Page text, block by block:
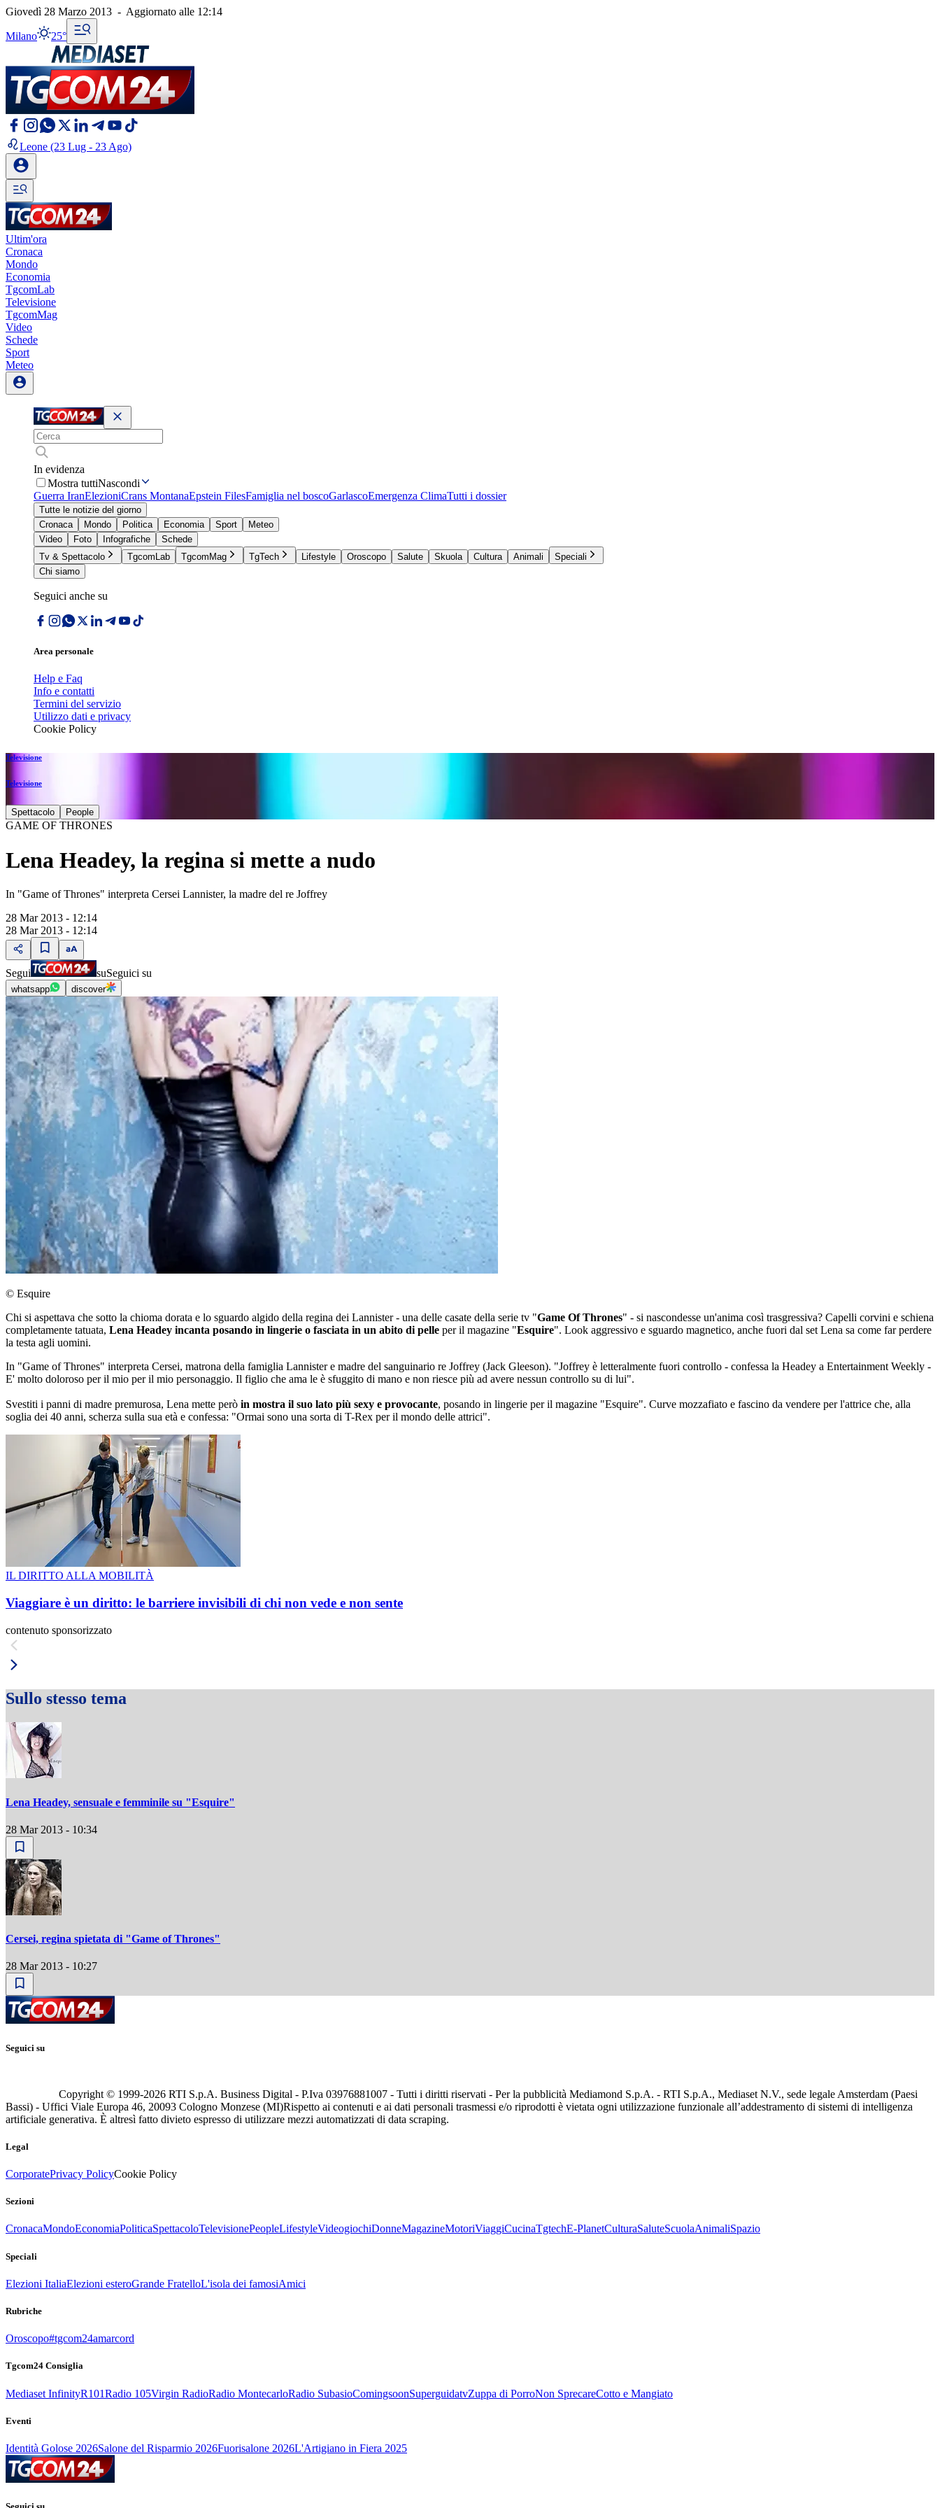
Giovedì 28 Marzo 2013 - Aggiornato alle 12:14
Milano 25°
Leone (23 Lug - 23 Ago)
Ultim'ora
Cronaca
Mondo
Economia
TgcomLab
Televisione
TgcomMag
Video
Schede
Sport
Meteo
In evidenza
Mostra tuttiNascondi
Guerra IranElezioniCrans MontanaEpstein FilesFamiglia nel boscoGarlascoEmergenza ClimaTutti i dossier
Tutte le notizie del giorno
Cronaca
Mondo Politica Economia Sport
Meteo
Video
Foto Infografiche
Schede
Tv & Spettacolo
TgcomLab TgcomMag TgTech Lifestyle Oroscopo Salute Skuola Cultura Animali
Speciali
Chi siamo
Seguici anche su
Area personale
Help e Faq
Info e contatti
Termini del servizio
Utilizzo dati e privacy
Cookie Policy
Televisione
Televisione
Spettacolo People
GAME OF THRONES
Lena Headey, la regina si mette a nudo
In "Game of Thrones" interpreta Cersei Lannister, la madre del re Joffrey
28 Mar 2013 - 12:14
28 Mar 2013 - 12:14
Segui suSeguici su
whatsapp discover
© Esquire
Chi si aspettava che sotto la chioma dorata e lo sguardo algido della regina dei Lannister - una delle casate della serie tv "Game Of Thrones" - si nascondesse un'anima così trasgressiva? Capelli corvini e schiena
completamente tatuata, Lena Headey incanta posando in lingerie o fasciata in un abito di pelle per il magazine "Esquire". Look aggressivo e sguardo magnetico, anche fuori dal set Lena sa come far perdere
la testa agli uomini.
In "Game of Thrones" interpreta Cersei, matrona della famiglia Lannister e madre del sanguinario re Joffrey (Jack Gleeson). "Joffrey è letteralmente fuori controllo - confessa la Headey a Entertainment Weekly -
E' molto doloroso per il mio per il mio personaggio. Il figlio che ama le è sfuggito di mano e non riesce più ad avere nessun controllo su di lui".
Svestiti i panni di madre premurosa, Lena mette però in mostra il suo lato più sexy e provocante, posando in lingerie per il magazine "Esquire". Curve mozzafiato e fascino da vendere per l'attrice che, alla
soglia dei 40 anni, scherza sulla sua età e confessa: "Ormai sono una sorta di T-Rex per il mondo delle attrici".
IL DIRITTO ALLA MOBILITÀ
Viaggiare è un diritto: le barriere invisibili di chi non vede e non sente
contenuto sponsorizzato
Sullo stesso tema
Lena Headey, sensuale e femminile su "Esquire"
28 Mar 2013 - 10:34
Cersei, regina spietata di "Game of Thrones"
28 Mar 2013 - 10:27
Seguici su
Copyright © 1999-2026 RTI S.p.A. Business Digital - P.Iva 03976881007 - Tutti i diritti riservati - Per la pubblicità Mediamond S.p.A. - RTI S.p.A., Mediaset N.V., sede legale Amsterdam (Paesi
Bassi) - Uffici Viale Europa 46, 20093 Cologno Monzese (MI)Rispetto ai contenuti e ai dati personali trasmessi e/o riprodotti è vietata ogni utilizzazione funzionale all’addestramento di sistemi di intelligenza
artificiale generativa. È altresì fatto divieto espresso di utilizzare mezzi automatizzati di data scraping.
Legal
CorporatePrivacy PolicyCookie Policy
Sezioni
CronacaMondoEconomiaPoliticaSpettacoloTelevisionePeopleLifestyleVideogiochiDonneMagazineMotoriViaggiCucinaTgtechE-PlanetCulturaSaluteScuolaAnimaliSpazio
Speciali
Elezioni ItaliaElezioni esteroGrande FratelloL'isola dei famosiAmici
Rubriche
Oroscopo#tgcom24amarcord
Tgcom24 Consiglia
Mediaset InfinityR101Radio 105Virgin RadioRadio MontecarloRadio SubasioComingsoonSuperguidatvZuppa di PorroNon SprecareCotto e Mangiato
Eventi
Identità Golose 2026Salone del Risparmio 2026Fuorisalone 2026L'Artigiano in Fiera 2025